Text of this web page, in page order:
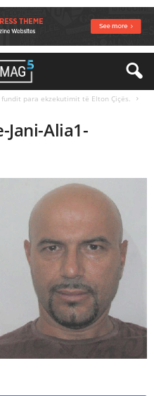
para ekzekutimit të Elton Çiçës.
Jani-Alia1-